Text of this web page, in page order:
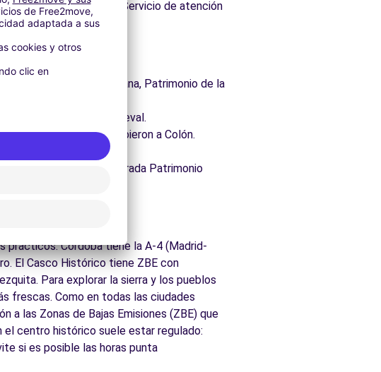
en pocos minutos. Servicio de atención
islámica y cristiana, Patrimonio de la
y su sinagoga medieval.
Reyes Católicos recibieron a Colón.
milenarios.
III, recientemente declarada Patrimonio
prácticos. Córdoba tiene la A-4 (Madrid-
El Casco Histórico tiene ZBE con
Para explorar la sierra y los pueblos
frescas. Como en todas las ciudades
las Zonas de Bajas Emisiones (ZBE) que
centro histórico suele estar regulado:
si es posible las horas punta